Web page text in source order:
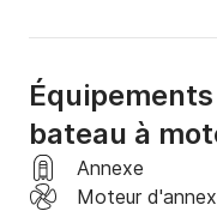
Golfe de Saint-
Pampelonne, les
célèbres
🍾 Champagne,
et paysages de
bateau à
Annexe
Moteur